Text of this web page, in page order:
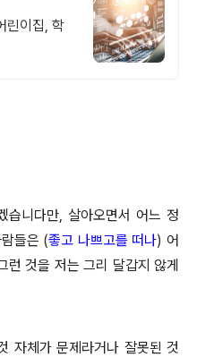
린이집, 학
습니다만, 살아오면서 어느 정
들은 (좋고 나쁘고를 떠나)어
런 것을 저는 그리 달갑지 않게
자체가 문제라거나 잘못된 것